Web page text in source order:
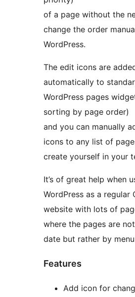
of a page without the
change the order
WordPress.
The edit icons are
automatically to
WordPress pages
sorting by page order)
and you can manually
icons to any list of
create yourself in your
It’s of great help when
WordPress as a regular
website with lots of
where the pages are
date but rather by
Features
Add icon for